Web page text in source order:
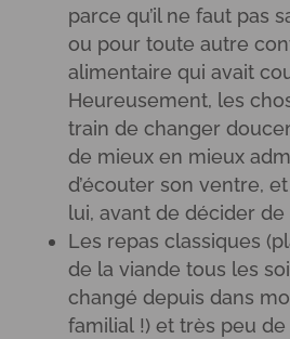
parce qu’il ne faut pas
ou pour toute autre
alimentaire qui avait
Heureusement, les
train de changer
de mieux en mieux
d’écouter son ventre,
lui, avant de décider de
Les repas classiques
de la viande tous les
changé depuis dans
familial !) et très peu